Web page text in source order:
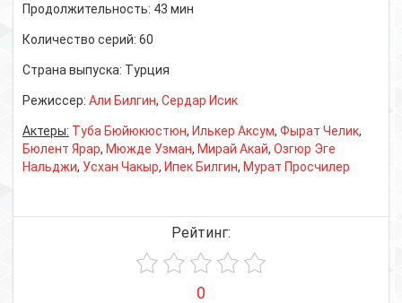
Продолжительность: 43 мин
Количество серий: 60
Страна выпуска: Турция
Режиссер: Али Билгин, Сердар Исик
Актеры: Туба Бюйюкюстюн, Илькер Аксум, Фырат Челик,
Бюлент Ярар, Мюжде Узман, Мирай Акай, Озгюр Эге
Нальджи, Усхан Чакыр, Ипек Билгин, Мурат Просчилер
Рейтинг:
0